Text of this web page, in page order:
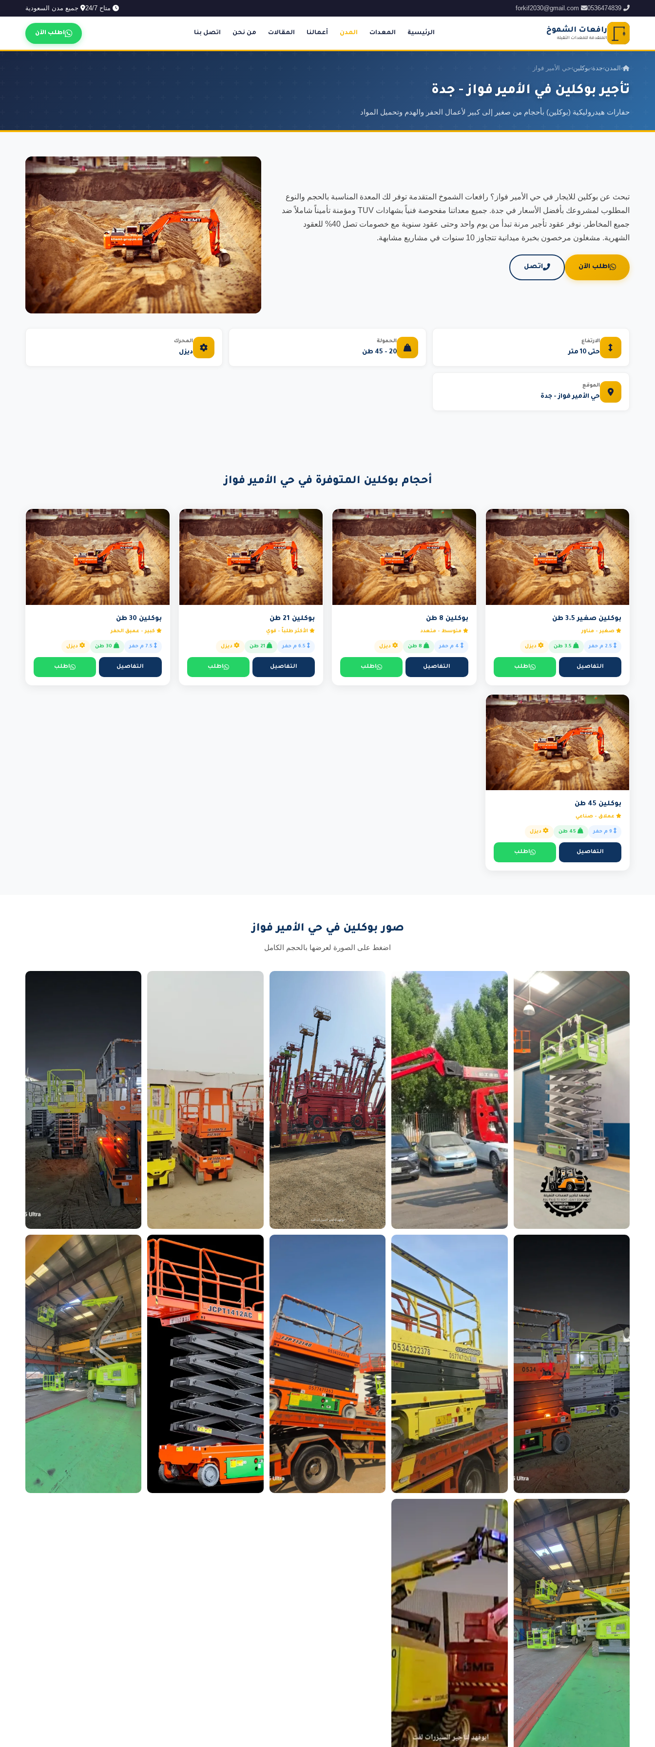
0536474839
forkif2030@gmail.com متاح 24/7 جميع مدن السعودية
رافعات الشموخ
المتقدمة للمعدات الثقيلة
الرئيسية المعدات المدن أعمالنا المقالات من نحن اتصل بنا اطلب الآن
› المدن›جدة›بوكلين›حي الأمير فواز
تأجير بوكلين في الأمير فواز - جدة
حفارات هيدروليكية (بوكلين) بأحجام من صغير إلى كبير لأعمال الحفر والهدم وتحميل المواد
تبحث عن بوكلين للايجار في حي الأمير فواز؟ رافعات الشموخ المتقدمة توفر لك المعدة المناسبة بالحجم والنوع
المطلوب لمشروعك بأفضل الأسعار في جدة. جميع معداتنا مفحوصة فنياً بشهادات TUV ومؤمنة تأميناً شاملاً ضد
جميع المخاطر. نوفر عقود تأجير مرنة تبدأ من يوم واحد وحتى عقود سنوية مع خصومات تصل 40% للعقود
الشهرية. مشغلون مرخصون بخبرة ميدانية تتجاوز 10 سنوات في مشاريع مشابهة.
اطلب الآن اتصل
الارتفاع
حتى 10 متر
الحمولة
20 - 45 طن
المحرك
ديزل
الموقع
حي الأمير فواز - جدة
أحجام بوكلين المتوفرة في حي الأمير فواز
بوكلين صغير 3.5 طن
صغير - مناور
ديزل
التفاصيل اطلب
بوكلين 8 طن
متوسط - متعدد
ديزل
التفاصيل اطلب
بوكلين 21 طن
الأكثر طلباً - قوي
ديزل
التفاصيل اطلب
بوكلين 30 طن
كبير - عميق الحفر
ديزل
التفاصيل اطلب
بوكلين 45 طن
عملاق - صناعي
ديزل
التفاصيل اطلب
صور بوكلين في حي الأمير فواز
اضغط على الصورة لعرضها بالحجم الكامل